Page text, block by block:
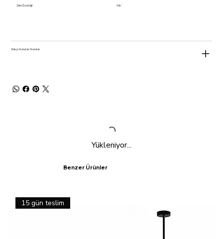
Dim Özelliği Yok
Sıkça Sorulan Sorular
Yükleniyor...
Benzer Ürünler
15 gün teslim